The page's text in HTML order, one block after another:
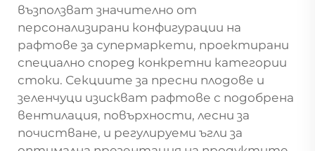
възползват значително от
персонализирани конфигурации на
рафтове за супермаркети, проектирани
специално според конкретни категории
стоки. Секциите за пресни плодове и
зеленчуци изискват рафтове с подобрена
вентилация, повърхности, лесни за
почистване, и регулируеми ъгли за